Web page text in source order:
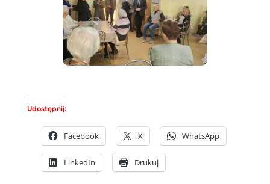
Udostępnij:
Facebook X WhatsApp
LinkedIn Drukuj